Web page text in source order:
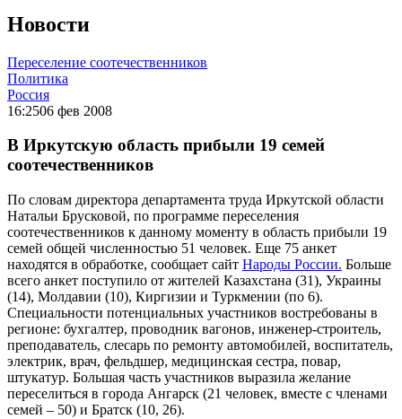
Новости
Переселение соотечественников
Политика
Россия
16:2506 фев 2008
В Иркутскую область прибыли 19 семей
соотечественников
По словам директора департамента труда Иркутской области
Натальи Брусковой, по программе переселения
соотечественников к данному моменту в область прибыли 19
семей общей численностью 51 человек. Еще 75 анкет
находятся в обработке, сообщает сайт Народы России. Больше
всего анкет поступило от жителей Казахстана (31), Украины
(14), Молдавии (10), Киргизии и Туркмении (по 6).
Специальности потенциальных участников востребованы в
регионе: бухгалтер, проводник вагонов, инженер-строитель,
преподаватель, слесарь по ремонту автомобилей, воспитатель,
электрик, врач, фельдшер, медицинская сестра, повар,
штукатур. Большая часть участников выразила желание
переселиться в города Ангарск (21 человек, вместе с членами
семей – 50) и Братск (10, 26).